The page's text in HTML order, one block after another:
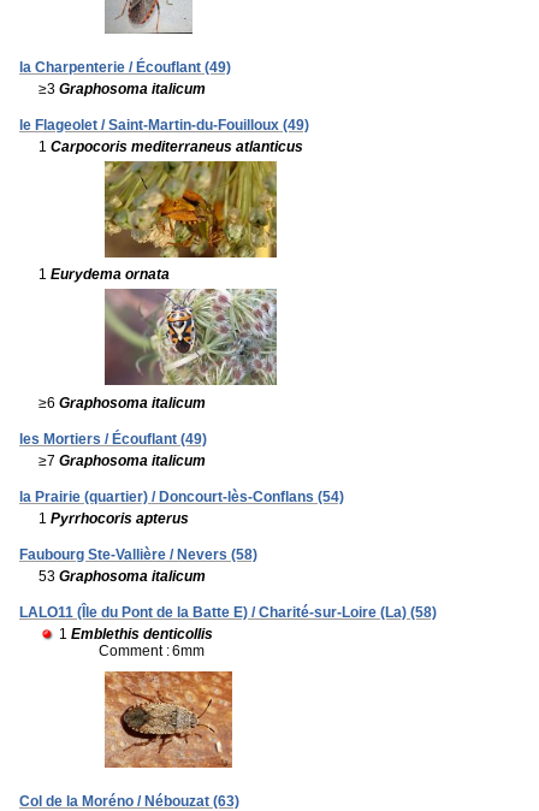
la Charpenterie / Écouflant (49)
≥3 Graphosoma italicum
le Flageolet / Saint-Martin-du-Fouilloux (49)
1 Carpocoris mediterraneus atlanticus
1 Eurydema ornata
≥6 Graphosoma italicum
les Mortiers / Écouflant (49)
≥7 Graphosoma italicum
la Prairie (quartier) / Doncourt-lès-Conflans (54)
1 Pyrrhocoris apterus
Faubourg Ste-Vallière / Nevers (58)
53 Graphosoma italicum
LALO11 (Île du Pont de la Batte E) / Charité-sur-Loire (La) (58)
1 Emblethis denticollis
Comment :6mm
Col de la Moréno / Nébouzat (63)